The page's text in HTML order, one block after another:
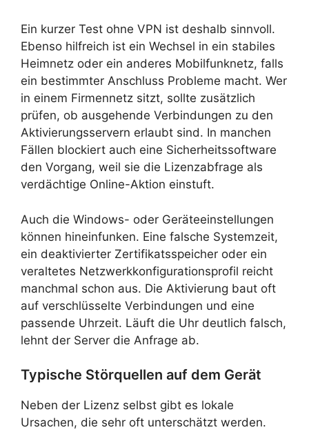
Ein kurzer Test ohne VPN ist deshalb sinnvoll.
Ebenso hilfreich ist ein Wechsel in ein stabiles
Heimnetz oder ein anderes Mobilfunknetz, falls
ein bestimmter Anschluss Probleme macht. Wer
in einem Firmennetz sitzt, sollte zusätzlich
prüfen, ob ausgehende Verbindungen zu den
Aktivierungsservern erlaubt sind. In manchen
Fällen blockiert auch eine Sicherheitssoftware
den Vorgang, weil sie die Lizenzabfrage als
verdächtige Online-Aktion einstuft.
Auch die Windows- oder Geräteeinstellungen
können hineinfunken. Eine falsche Systemzeit,
ein deaktivierter Zertifikatsspeicher oder ein
veraltetes Netzwerkkonfigurationsprofil reicht
manchmal schon aus. Die Aktivierung baut oft
auf verschlüsselte Verbindungen und eine
passende Uhrzeit. Läuft die Uhr deutlich falsch,
lehnt der Server die Anfrage ab.
Typische Störquellen auf dem Gerät
Neben der Lizenz selbst gibt es lokale
Ursachen, die sehr oft unterschätzt werden.